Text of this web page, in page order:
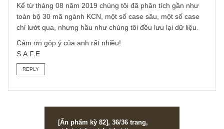
mình ko hiểu sao S.A.F.E lại đánh giá SZL ko phải BĐS
KCN,BĐS nhà ở theo mình là bonus thêm,nó làm tăng
giá trị cho DN nhưng SZl vẫn là một DN tập trung vào
BĐS KCN.
REPLY
Vâng anh, chúng tôi sẽ giải thích kĩ trong ấn phẩm 32